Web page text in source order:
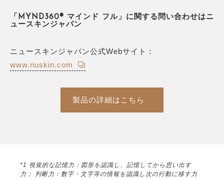
「MYND360® マインド フル」に関する問い合わせはニ
ュースキンジャパン
ニュースキンジャパン公式Webサイト：
www.nuskin.com
製品の詳細はこちら
*1 視覚的な記憶力：図形を認識し、記憶してから思い出す
力； 判断力：数字・文字等の情報を認識し次の行動に移す力